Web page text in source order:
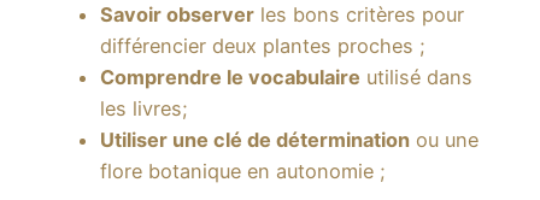
Savoir observerles bons critères pour
différencier deux plantes proches ;
Comprendre le vocabulaire utilisé dans
les livres;
Utiliser une clé de déterminationou une
flore botanique en autonomie ;